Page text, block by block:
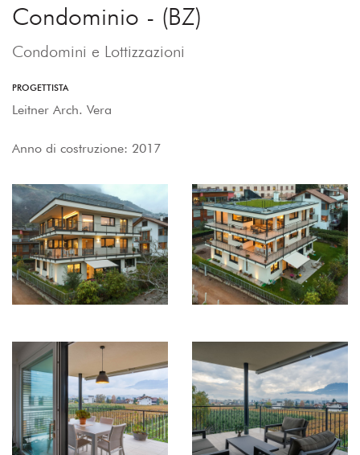
Condominio - (BZ)
Condomini e Lottizzazioni
PROGETTISTA
Leitner Arch. Vera
Anno di costruzione: 2017